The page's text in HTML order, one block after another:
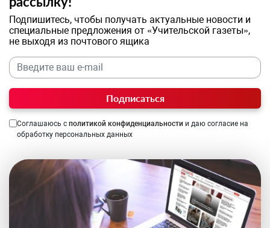
Подпишитесь, чтобы получать актуальные новости и
специальные предложения от «Учительской газеты»,
не выходя из почтового ящика
Подписаться
Соглашаюсь с политикой конфиденциальности и даю согласие на
обработку персональных данных